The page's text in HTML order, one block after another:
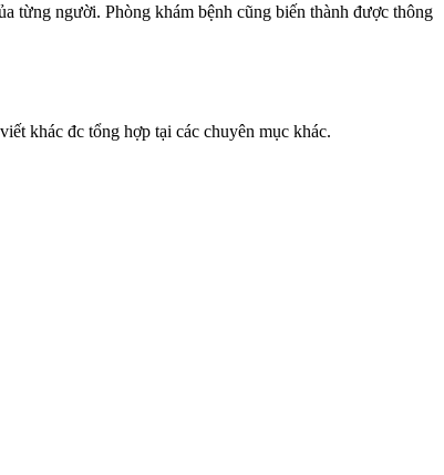
từng người. Phòng khám bệnh cũng biến thành được thông
khác đc tổng hợp tại các chuyên mục khác.